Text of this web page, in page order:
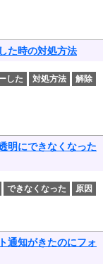
た時の対処方法
した 対処方法 解除
明にできなくなった
できなくなった 原因
通知がきたのにフォ